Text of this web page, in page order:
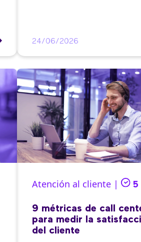
24/06/2026
Atención al cliente | 5
9 métricas de call
para medir la
del cliente